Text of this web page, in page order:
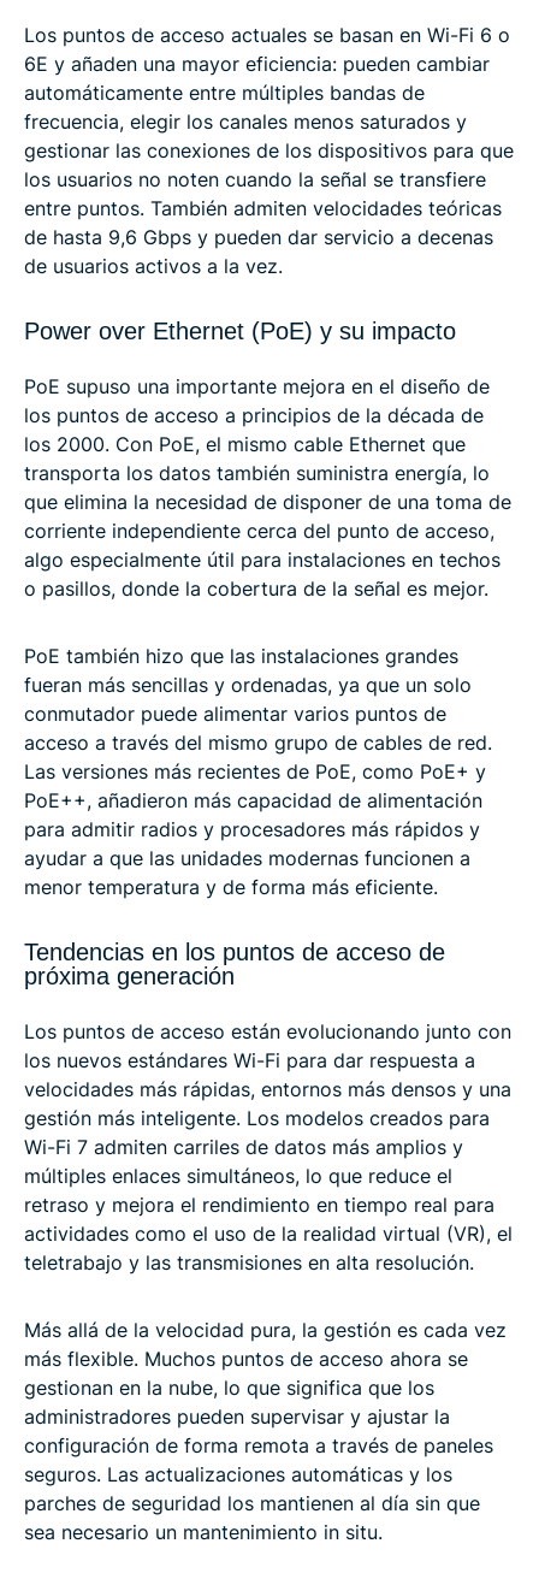
Los puntos de acceso actuales se basan en Wi-Fi 6 o
6E y añaden una mayor eficiencia: pueden cambiar
automáticamente entre múltiples bandas de
frecuencia, elegir los canales menos saturados y
gestionar las conexiones de los dispositivos para que
los usuarios no noten cuando la señal se transfiere
entre puntos. También admiten velocidades teóricas
de hasta 9,6 Gbps y pueden dar servicio a decenas
de usuarios activos a la vez.
Power over Ethernet (PoE) y su impacto
PoE supuso una importante mejora en el diseño de
los puntos de acceso a principios de la década de
los 2000. Con PoE, el mismo cable Ethernet que
transporta los datos también suministra energía, lo
que elimina la necesidad de disponer de una toma de
corriente independiente cerca del punto de acceso,
algo especialmente útil para instalaciones en techos
o pasillos, donde la cobertura de la señal es mejor.
PoE también hizo que las instalaciones grandes
fueran más sencillas y ordenadas, ya que un solo
conmutador puede alimentar varios puntos de
acceso a través del mismo grupo de cables de red.
Las versiones más recientes de PoE, como PoE+ y
PoE++, añadieron más capacidad de alimentación
para admitir radios y procesadores más rápidos y
ayudar a que las unidades modernas funcionen a
menor temperatura y de forma más eficiente.
Tendencias en los puntos de acceso de
próxima generación
Los puntos de acceso están evolucionando junto con
los nuevos estándares Wi-Fi para dar respuesta a
velocidades más rápidas, entornos más densos y una
gestión más inteligente. Los modelos creados para
Wi-Fi 7 admiten carriles de datos más amplios y
múltiples enlaces simultáneos, lo que reduce el
retraso y mejora el rendimiento en tiempo real para
actividades como el uso de la realidad virtual (VR), el
teletrabajo y las transmisiones en alta resolución.
Más allá de la velocidad pura, la gestión es cada vez
más flexible. Muchos puntos de acceso ahora se
gestionan en la nube, lo que significa que los
administradores pueden supervisar y ajustar la
configuración de forma remota a través de paneles
seguros. Las actualizaciones automáticas y los
parches de seguridad los mantienen al día sin que
sea necesario un mantenimiento in situ.